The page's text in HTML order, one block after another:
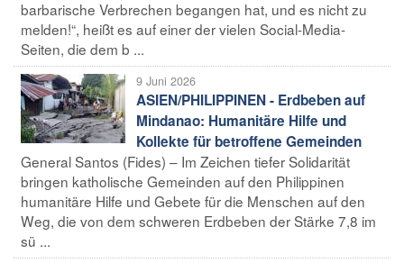
barbarische Verbrechen begangen hat, und es nicht zu
melden!“, heißt es auf einer der vielen Social-Media-
Seiten, die dem b ...
9 Juni 2026
ASIEN/PHILIPPINEN - Erdbeben auf
Mindanao: Humanitäre Hilfe und
Kollekte für betroffene Gemeinden
General Santos (Fides) – Im Zeichen tiefer Solidarität
bringen katholische Gemeinden auf den Philippinen
humanitäre Hilfe und Gebete für die Menschen auf den
Weg, die von dem schweren Erdbeben der Stärke 7,8 im
sü ...